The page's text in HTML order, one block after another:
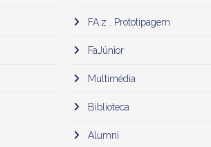
FA.z . Prototipagem
FaJúnior
Multimédia
Biblioteca
Alumni